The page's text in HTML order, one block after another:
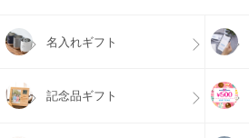
名入れギフト
記念品ギフト